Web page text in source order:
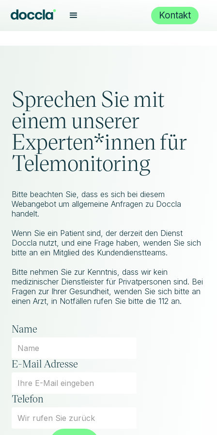
Kontakt
Sprechen Sie mit
einem unserer
Experten*innen für
Telemonitoring
Bitte beachten Sie, dass es sich bei diesem
Webangebot um allgemeine Anfragen zu Doccla
handelt.
Wenn Sie ein Patient sind, der derzeit den Dienst
Doccla nutzt, und eine Frage haben, wenden Sie sich
bitte an ein Mitglied des Kundendienstteams.
Bitte nehmen Sie zur Kenntnis, dass wir kein
medizinischer Dienstleister für Privatpersonen sind. Bei
Fragen zur Ihrer Gesundheit, wenden Sie sich bitte an
einen Arzt, in Notfällen rufen Sie bitte die 112 an.
Name
E-Mail Adresse
Telefon